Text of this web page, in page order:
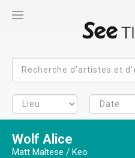
Wolf Alice
Matt Maltese / Keo